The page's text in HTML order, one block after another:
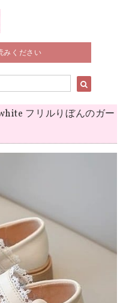
みください
フリルりぼんのガー